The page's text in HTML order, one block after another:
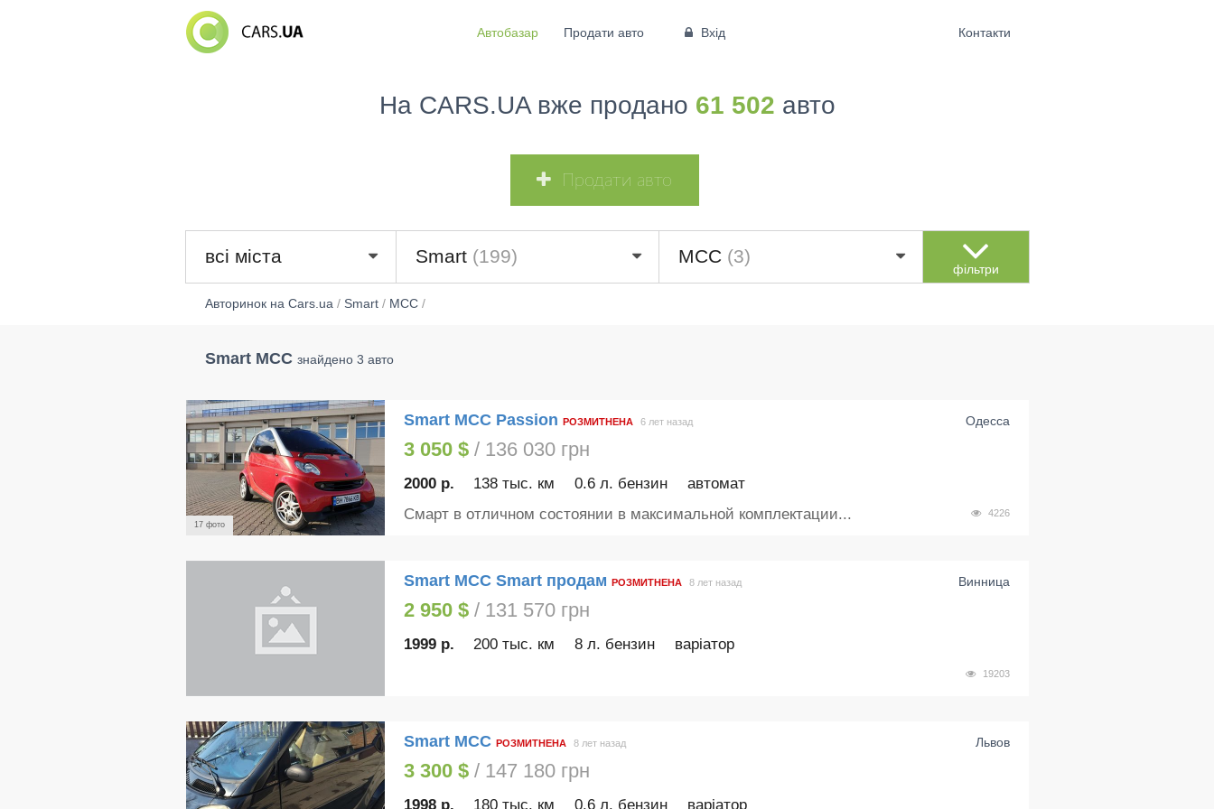
Автобазар Продати авто Вхід Контакти
На CARS.UA вже продано 61 502 авто
Продати авто
всі міста Smart (199) MCC (3)
фільтри
Авторинок на Cars.ua/ Smart/ MCC/
Smart MCC знайдено 3 авто
17 фото
Smart MCC Passion РОЗМИТНЕНА Одесса
6 лет назад
3 050 $/ 136 030 грн
2000 р. 138 тыс. км 0.6 л. бензин автомат
4226
Смарт в отличном состоянии в максимальной комплектации...
Smart MCC Smart продам РОЗМИТНЕНА Винница
8 лет назад
2 950 $/ 131 570 грн
1999 р. 200 тыс. км 8 л. бензин варіатор
19203
Smart MCC РОЗМИТНЕНА Львов
8 лет назад
3 300 $/ 147 180 грн
1998 р. 180 тыс. км 0.6 л. бензин варіатор